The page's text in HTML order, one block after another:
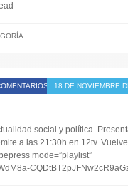
18 DE NOVIEMBRE
social y política.
a las 21:30h en 12tv.
mode=”playlist”